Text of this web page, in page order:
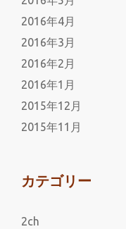
2016年4月
2016年3月
2016年2月
2016年1月
2015年12月
2015年11月
カテゴリー
2ch